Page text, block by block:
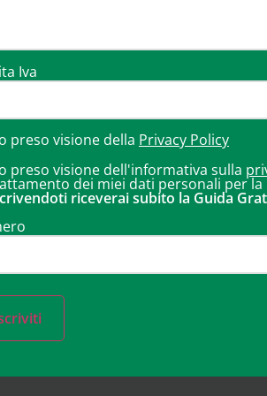
Iva
preso visione della Privacy Policy
preso visione dell'informativa sulla
dei miei dati personali per la
riceverai subito la Guida